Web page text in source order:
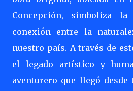
Concepción, simboliza
conexión entre la
nuestro país. A través de
el legado artístico y
aventurero que llegó